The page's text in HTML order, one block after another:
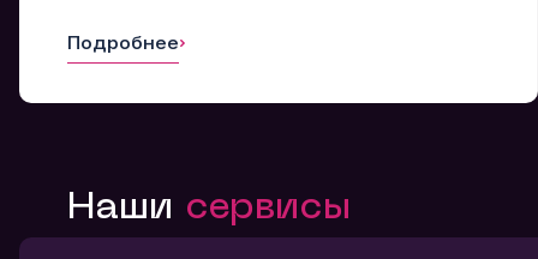
Подробнее
Наши сервисы